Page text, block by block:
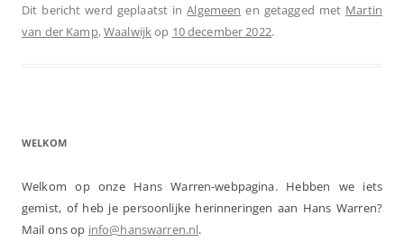
Dit bericht werd geplaatst inAlgemeen en getagged met Martin
van der Kamp,Waalwijk op 10 december 2022.
WELKOM
Welkom op onze Hans Warren-webpagina. Hebben we iets
gemist, of heb je persoonlijke herinneringen aan Hans Warren?
Mail ons op info@hanswarren.nl.